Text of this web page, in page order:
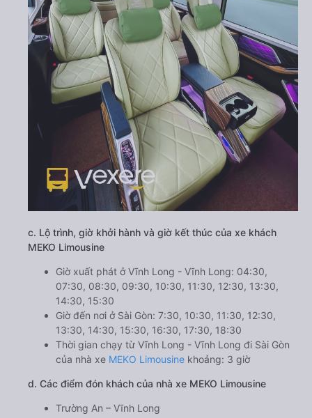
c. Lộ trình, giờ khởi hành và giờ kết thúc của xe khách
MEKO Limousine
Giờ xuất phát ở Vĩnh Long - Vĩnh Long: 04:30,
07:30, 08:30, 09:30, 10:30, 11:30, 12:30, 13:30,
14:30, 15:30
Giờ đến nơi ở Sài Gòn: 7:30, 10:30, 11:30, 12:30,
13:30, 14:30, 15:30, 16:30, 17:30, 18:30
Thời gian chạy từ Vĩnh Long - Vĩnh Long đi Sài Gòn
của nhà xe MEKO Limousine khoảng: 3 giờ
d. Các điểm đón khách của nhà xe MEKO Limousine
Trường An – Vĩnh Long